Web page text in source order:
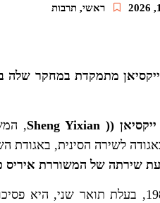
ראשי, תרבות
מתמקדת במחקר שלה
(
( Sheng Yixian
,
לשירה הסינית, באגודת
שירתה של המשוררת איריס
, ילידת 1982, בעלת תואר שני,